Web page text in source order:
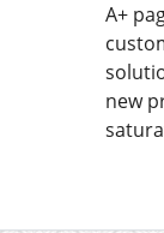
A+
new